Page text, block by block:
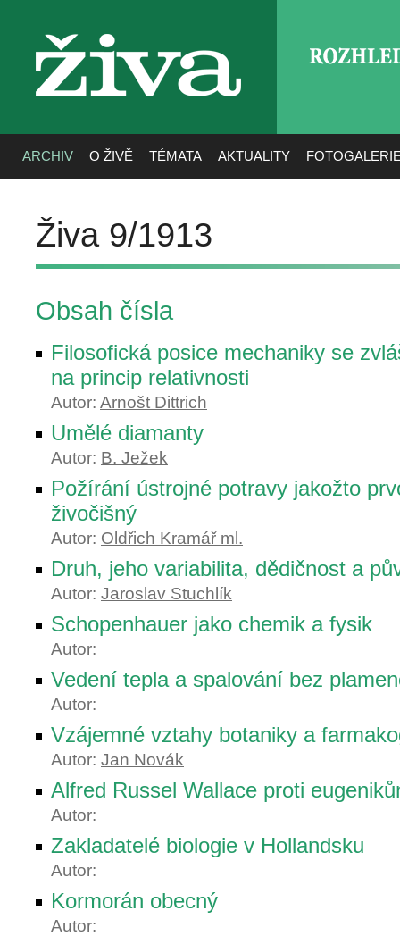
živa
ARCHIV O ŽIVĚ TÉMATA AKTUALITY
Živa 9/1913
Obsah čísla
Filosofická posice mechaniky se
na princip relativnosti
Autor: Arnošt Dittrich
Umělé diamanty
Autor: B. Ježek
Požírání ústrojné potravy jakožto
živočišný
Autor: Oldřich Kramář ml.
Druh, jeho variabilita, dědičnost a
Autor: Jaroslav Stuchlík
Schopenhauer jako chemik a fysik
Autor:
Vedení tepla a spalování bez
Autor:
Vzájemné vztahy botaniky a
Autor: Jan Novák
Alfred Russel Wallace proti
Autor:
Zakladatelé biologie v Hollandsku
Autor:
Kormorán obecný
Autor: